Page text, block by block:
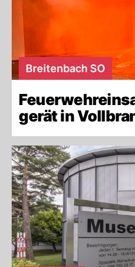
Breitenbach SO
gerät in